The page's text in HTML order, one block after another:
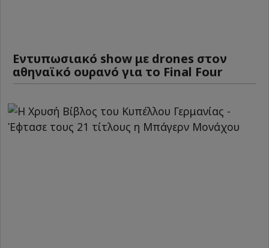
Εντυπωσιακό show με drones στον
αθηναϊκό ουρανό για το Final Four